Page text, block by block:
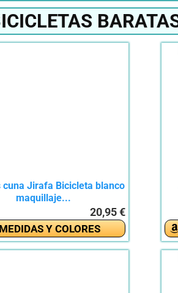
cuna Jirafa Bicicleta blanco
maquillaje...
20,95 €
Y COLORES